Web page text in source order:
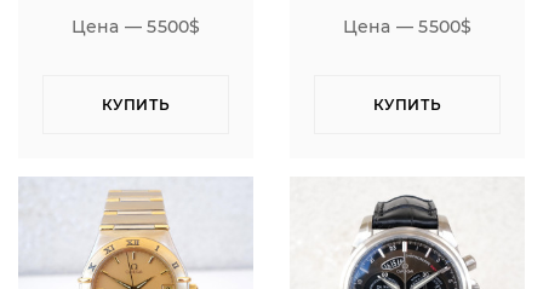
Цена — 5500$
КУПИТЬ
Цена — 5500$
КУПИТЬ